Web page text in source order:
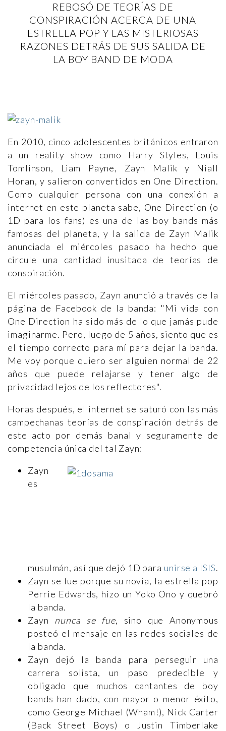
REBOSÓ DE TEORÍAS DE
CONSPIRACIÓN ACERCA DE UNA
ESTRELLA POP Y LAS MISTERIOSAS
RAZONES DETRÁS DE SUS SALIDA DE
LA BOY BAND DE MODA
En 2010, cinco adolescentes británicos entraron
a un reality show como Harry Styles, Louis
Tomlinson, Liam Payne, Zayn Malik y Niall
Horan, y salieron convertidos en One Direction.
Como cualquier persona con una conexión a
internet en este planeta sabe, One Direction (o
1D para los fans) es una de las boy bands más
famosas del planeta, y la salida de Zayn Malik
anunciada el miércoles pasado ha hecho que
circule una cantidad inusitada de teorías de
conspiración.
El miércoles pasado, Zayn anunció a través de la
página de Facebook de la banda: "Mi vida con
One Direction ha sido más de lo que jamás pude
imaginarme. Pero, luego de 5 años, siento que es
el tiempo correcto para mí para dejar la banda.
Me voy porque quiero ser alguien normal de 22
años que puede relajarse y tener algo de
privacidad lejos de los reflectores".
Horas después, el internet se saturó con las más
campechanas teorías de conspiración detrás de
este acto por demás banal y seguramente de
competencia única del tal Zayn:
Zayn
es
musulmán, así que dejó 1D para unirse a ISIS.
Zayn se fue porque su novia, la estrella pop
Perrie Edwards, hizo un Yoko Ono y quebró
la banda.
Zayn nunca se fue, sino que Anonymous
posteó el mensaje en las redes sociales de
la banda.
Zayn dejó la banda para perseguir una
carrera solista, un paso predecible y
obligado que muchos cantantes de boy
bands han dado, con mayor o menor éxito,
como George Michael (Wham!), Nick Carter
(Back Street Boys) o Justin Timberlake